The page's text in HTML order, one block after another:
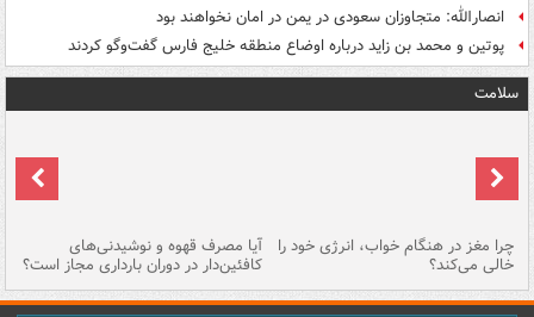
انصارالله: متجاوزان سعودی در یمن در امان نخواهند بود
پوتین و محمد بن زاید درباره اوضاع منطقه خلیج فارس گفت‌وگو کردند
سلامت
چرا مغز در هنگام خواب، انرژی خود را
خالی می‌کند؟
آیا مصرف قهوه و نوشیدنی‌های
کافئین‌دار در دوران بارداری مجاز است؟